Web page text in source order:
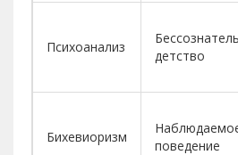
Психоанализ
детство
Бихевиоризм
поведение